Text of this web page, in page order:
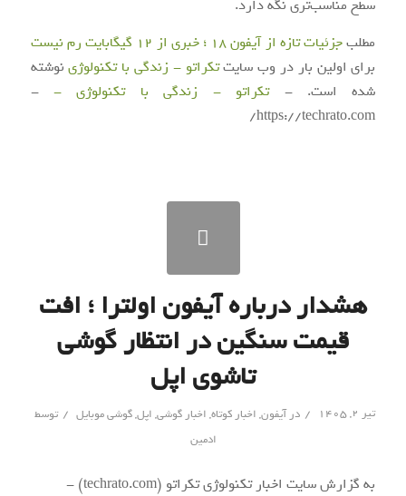
سطح مناسب‌تری نگه دارد.
مطلبجزئیات تازه از آیفون 18 ؛ خبری از 12 گیگابایت رم نیست
برای اولین بار در وب سایتتکراتو - زندگی با تکنولوژینوشته
شده است. -تکراتو - زندگی با تکنولوژی --
https://techrato.com/
هشدار درباره آیفون اولترا ؛ افت
قیمت سنگین در انتظار گوشی
تاشوی اپل
تیر ۲, ۱۴۰۵ / درآیفون, اخبار کوتاه, اخبار گوشی, اپل,گوشی موبایل / توسط
ادمین
به گزارش سایت اخبار تکنولوژی تکراتو (techrato.com) -